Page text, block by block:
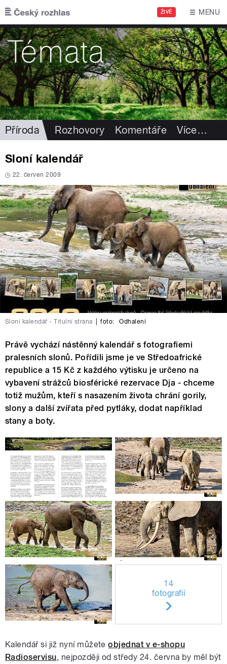
Přejít k hlavnímu obsahu
ŽIVĚ MENU
Příroda Rozhovory Komentáře Více…
Sloní kalendář
22. červen 2009
Sloní kalendář - Titulní strana foto: Odhalení
Právě vychází nástěnný kalendář s fotografiemi
pralesních slonů. Pořídili jsme je ve Středoafrické
republice a 15 Kč z každého výtisku je určeno na
vybavení strážců biosférické rezervace Dja - chceme
totiž mužům, kteří s nasazením života chrání gorily,
slony a další zvířata před pytláky, dodat například
stany a boty.
14
fotografií
Kalendář si již nyní můžeteobjednat v e-shopu
Radioservisu, nejpozději od středy 24. června by měl být